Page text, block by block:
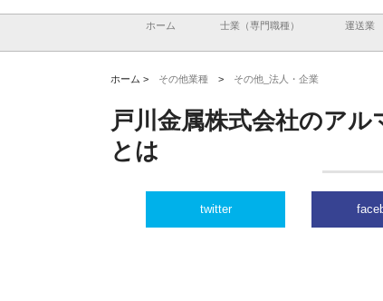
ホーム 士業（専門職種） 運送業
ホーム > その他業種 > その他_法人・企業
戸川金属株式会社のア
とは
twitter